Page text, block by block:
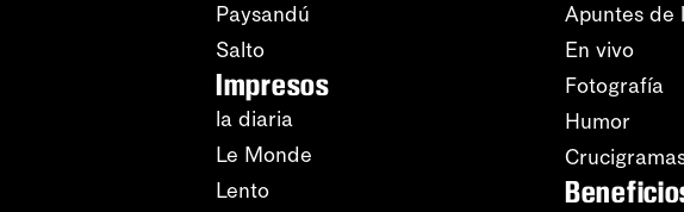
Paysandú
Salto
Impresos
la diaria
Le Monde
Lento
Apuntes de
En vivo
Fotografía
Humor